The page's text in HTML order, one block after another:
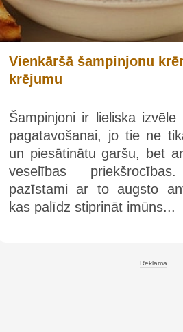
Vienkāršā šampinjonu
krējumu
Šampinjoni ir lieliska
pagatavošanai, jo tie ne
un piesātinātu garšu, bet
veselības
pazīstami ar to augsto
kas palīdz stiprināt imūns...
Reklāma